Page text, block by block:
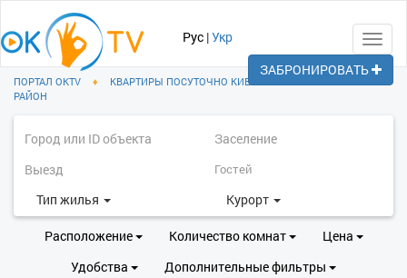
Рус |Укр
ПОРТАЛ OKTV ♦ КВАРТИРЫ ПОСУТОЧНО КИЕВ
РАЙОН
Тип жилья Курорт
Расположение Количество комнат
Цена
Удобства
Дополнительные фильтры
ЗАБРОНИРОВАТЬ